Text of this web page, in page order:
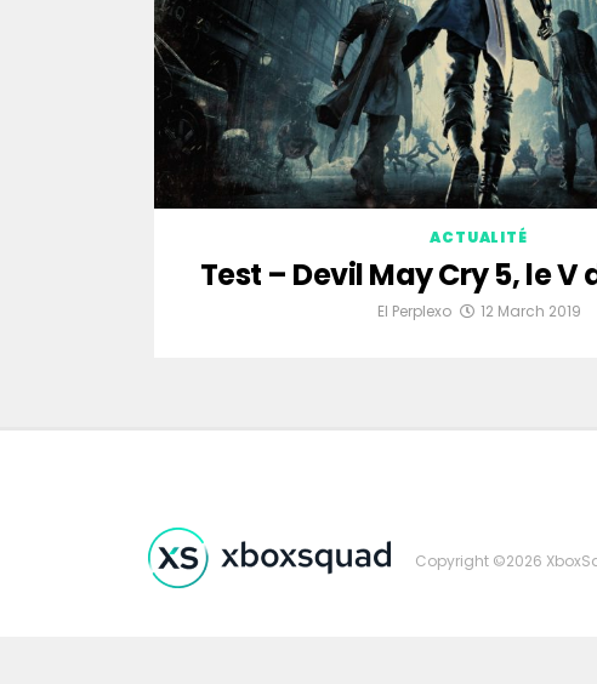
ACTUALITÉ
Test – Devil May Cry 5, le V
El Perplexo 12 March 2019
Copyright ©2026